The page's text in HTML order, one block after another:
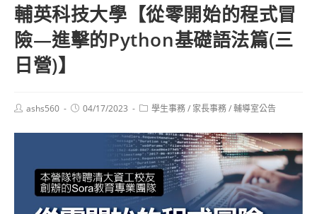
輔英科技大學【從零開始的程式冒
險—進擊的Python基礎語法篇(三
日營)】
Postashs560
Post04/17/2023
Post學生事務/ 家長事務/輔導室公告